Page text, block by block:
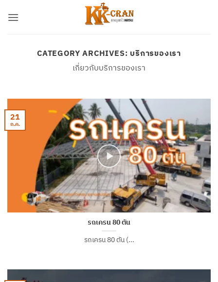
CATEGORY ARCHIVES: บริการของเรา
เกี่ยวกับบริการของเรา
รถเครน 80 ตัน
รถเครน 80 ตัน (...
21
ก.ค.